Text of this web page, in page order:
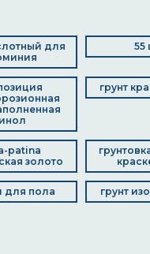
для
55
грунт
patina
золото
для пола грунт